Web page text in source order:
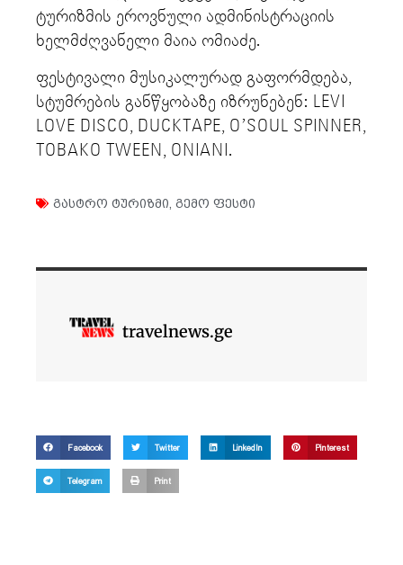
ტურიზმის ეროვნული ადმინისტრაციის
ხელმძღვანელი მაია ომიაძე.
ფესტივალი მუსიკალურად გაფორმდება,
სტუმრების განწყობაზე იზრუნებენ: LEVI
LOVE DISCO, DUCKTAPE, O’SOUL SPINNER,
TOBAKO TWEEN, ONIANI.
გასტრო ტურიზმი გემო ფესტი
travelnews.ge
Facebook Twitter LinkedIn Pinterest
Telegram Print